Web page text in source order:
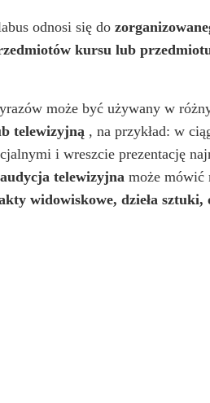
odnosi się do
kursu lub
może być używany w
telewizyjną , na przykład: w
i wreszcie prezentację
audycja telewizyjna może mówić
widowiskowe, dzieła